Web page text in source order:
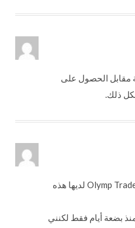
مقابل الحصول على
نعم، لقد اكتشفت مؤخرًا أن منصة Olymp Trade لديها هذه
بضعة أيام فقط لكنني